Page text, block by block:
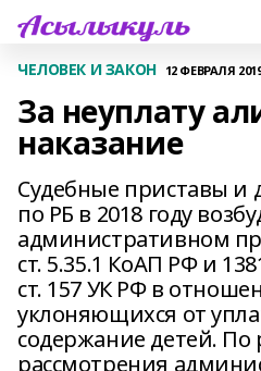
ЧЕЛОВЕК И ЗАКОН 12 ФЕВРАЛЯ
За неуплату
наказание
Судебные приставы и
по РБ в 2018 году
административном
ст. 5.35.1 КоАП РФ и
ст. 157 УК РФ в
уклоняющихся от
содержание детей. По
рассмотрения